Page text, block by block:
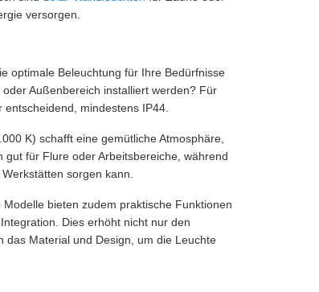
versorgen.
optimale Beleuchtung für Ihre Bedürfnisse
Außenbereich installiert werden? Für
mindestens IP44.
K) schafft eine gemütliche Atmosphäre,
für Flure oder Arbeitsbereiche, während
sorgen kann.
bieten zudem praktische Funktionen
Dies erhöht nicht nur den
das Material und Design, um die Leuchte